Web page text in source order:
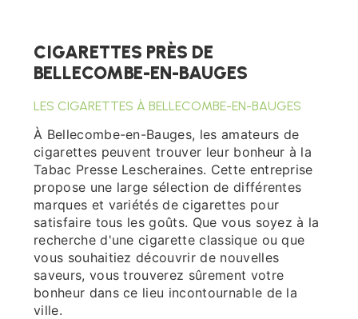
CIGARETTES PRÈS DE
BELLECOMBE-EN-BAUGES
LES CIGARETTES À BELLECOMBE-EN-BAUGES
À Bellecombe-en-Bauges, les amateurs de
cigarettes peuvent trouver leur bonheur à la
Tabac Presse Lescheraines. Cette entreprise
propose une large sélection de différentes
marques et variétés de cigarettes pour
satisfaire tous les goûts. Que vous soyez à la
recherche d'une cigarette classique ou que
vous souhaitiez découvrir de nouvelles
saveurs, vous trouverez sûrement votre
bonheur dans ce lieu incontournable de la
ville.